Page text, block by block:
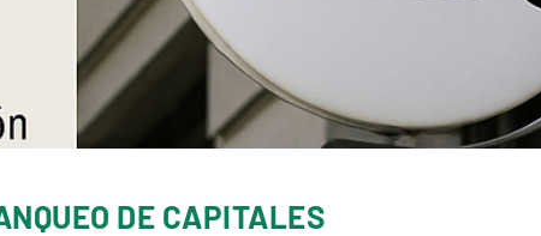
DE CAPITALES